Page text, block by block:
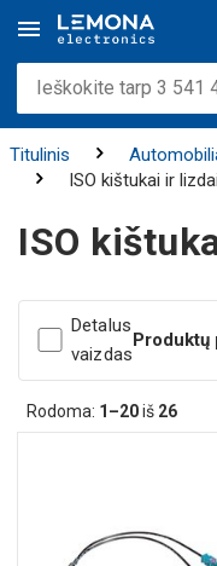
Titulinis
ISO kištukai ir lizdai
ISO
Detalus
vaizdas
Produktų
Rodoma: 1–20iš 26